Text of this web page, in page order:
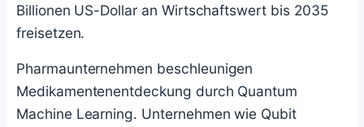
Billionen US-Dollar an Wirtschaftswert bis 2035
freisetzen.
Pharmaunternehmen beschleunigen
Medikamentenentdeckung durch Quantum
Machine Learning. Unternehmen wie Qubit